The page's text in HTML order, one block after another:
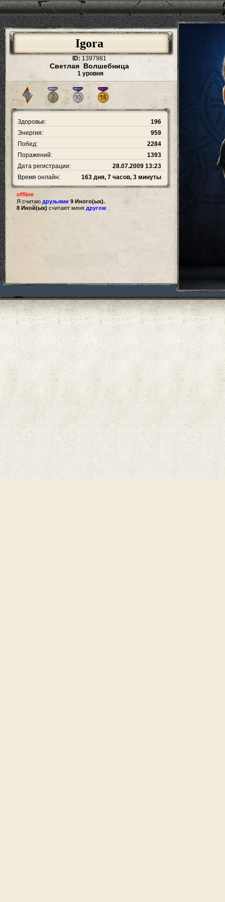
Igora
ID: 1397981
Светлая Волшебница
1 уровня
Здоровье:
196
Энергия:
959
Побед:
2284
Поражений:
1393
Дата регистрации:
28.07.2009 13:23
Время онлайн:
163 дня, 7 часов, 3 минуты
offline
Я считаю друзьями 9 Иного(ых).
8 Иной(ых) считают меня другом